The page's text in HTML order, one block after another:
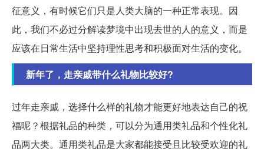
征意义，有时候它们只是人类大脑的一种正常表现。因
此，我们不必过分解读梦境中出现去世的人的意义，而是
应该在日常生活中坚持理性思考和积极面对生活的变化。
新年了，走亲戚带什么礼物比较好?
过年走亲戚，选择什么样的礼物才能更好地表达自己的祝
福呢？根据礼品的种类，可以分为通用类礼品和个性化礼
品两大类。通用类礼品是大家都能接受且比较受欢迎的礼